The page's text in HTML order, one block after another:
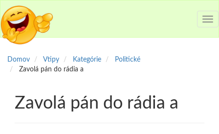
Domov Vtipy Kategórie
Politické
Zavolá pán do rádia a
Zavolá pán do rádia a